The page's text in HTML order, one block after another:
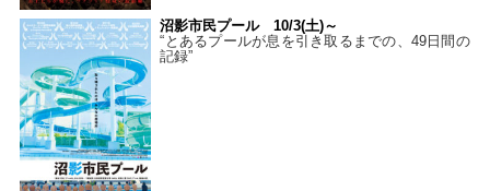
沼影市民プール 10/3(土)～
“とあるプールが息を引き取るまでの、49日間の
記録”